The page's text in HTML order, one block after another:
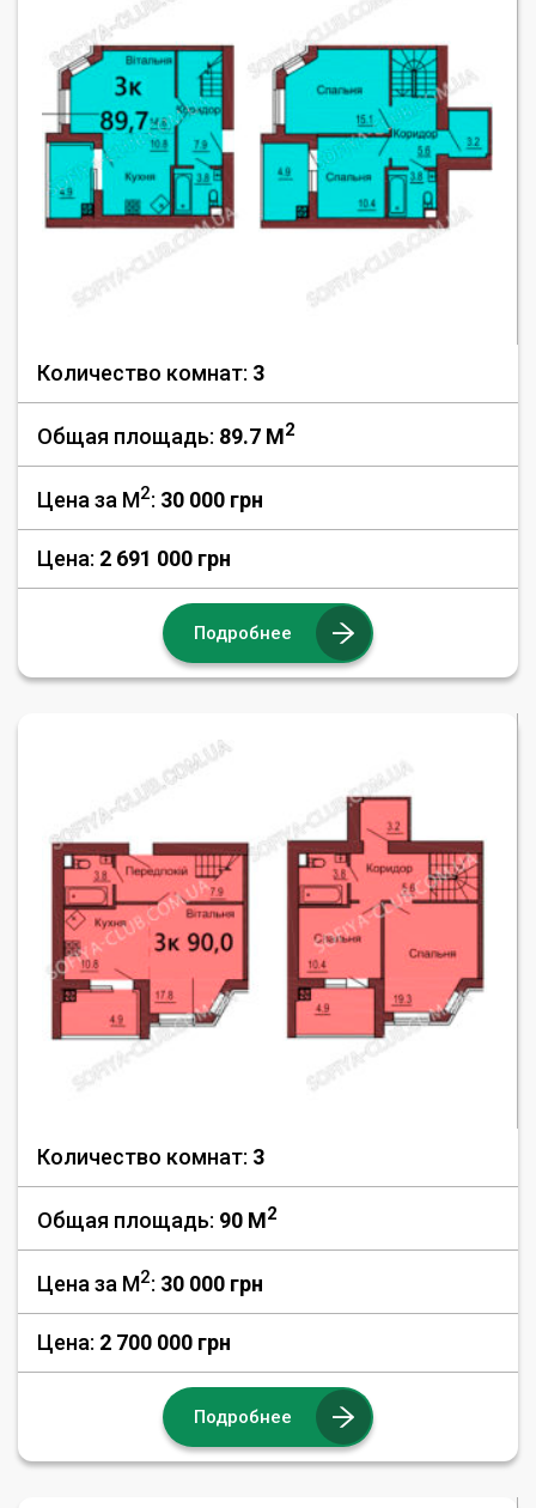
Количество комнат: 3
Общая площадь: 89.7 M2
Цена за М2: 30 000 грн
Цена: 2 691 000 грн
Подробнее
Количество комнат: 3
Общая площадь: 90 M2
Цена за М2: 30 000 грн
Цена: 2 700 000 грн
Подробнее